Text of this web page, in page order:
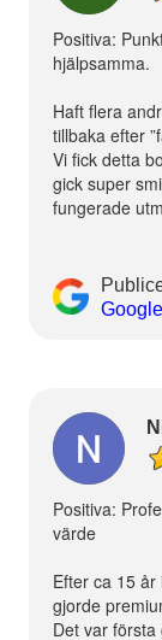
Positiva:
hjälpsamma.
Haft flera
tillbaka efter
Vi fick detta
gick super
fungerade
Google
Positiva:
värde
Efter ca 15
gjorde
Det var